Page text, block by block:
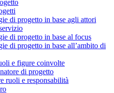
di progetto in base agli attori
di progetto in base al focus
di progetto in base all’ambito di
e figure coinvolte
di progetto
ruoli e responsabilità